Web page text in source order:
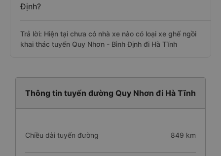
Định?
Trả lời: Hiện tại chưa có nhà xe nào có loại xe ghế ngồi
khai thác tuyến Quy Nhơn - Bình Định đi Hà Tĩnh
Thông tin tuyến đường Quy Nhơn đi Hà Tĩnh
Chiều dài tuyến đường 849 km